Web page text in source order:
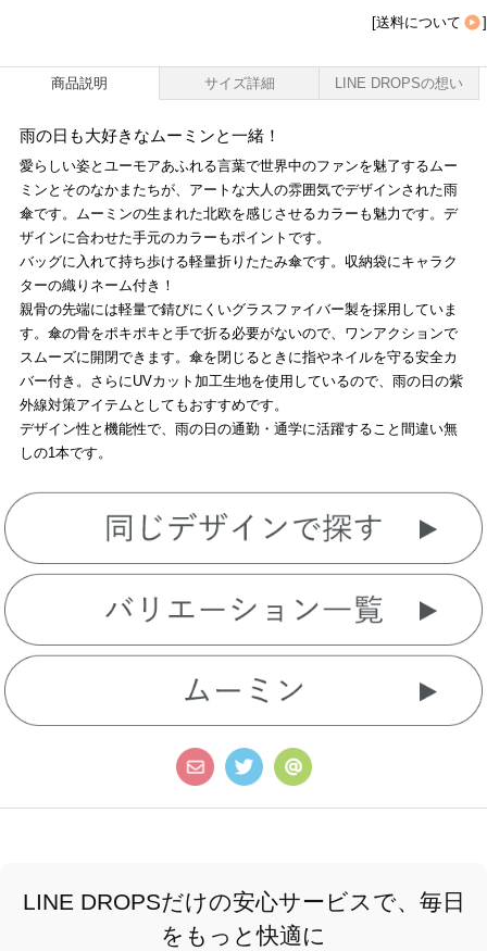
[送料について ]
商品説明 サイズ詳細 LINE DROPSの想い
雨の日も大好きなムーミンと一緒！
愛らしい姿とユーモアあふれる言葉で世界中のファンを魅了するムー
ミンとそのなかまたちが、アートな大人の雰囲気でデザインされた雨
傘です。ムーミンの生まれた北欧を感じさせるカラーも魅力です。デ
ザインに合わせた手元のカラーもポイントです。
バッグに入れて持ち歩ける軽量折りたたみ傘です。収納袋にキャラク
ターの織りネーム付き！
親骨の先端には軽量で錆びにくいグラスファイバー製を採用していま
す。傘の骨をポキポキと手で折る必要がないので、ワンアクションで
スムーズに開閉できます。傘を閉じるときに指やネイルを守る安全カ
バー付き。さらにUVカット加工生地を使用しているので、雨の日の紫
外線対策アイテムとしてもおすすめです。
デザイン性と機能性で、雨の日の通勤・通学に活躍すること間違い無
しの1本です。
LINE DROPSだけの安心サービスで、毎日
をもっと快適に